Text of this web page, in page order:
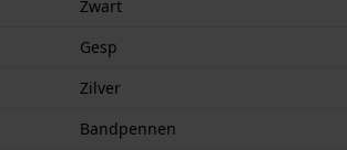
Zwart
Gesp
Zilver
Bandpennen